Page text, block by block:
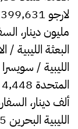
الليبية البحرين 31,565 ألف دينار.